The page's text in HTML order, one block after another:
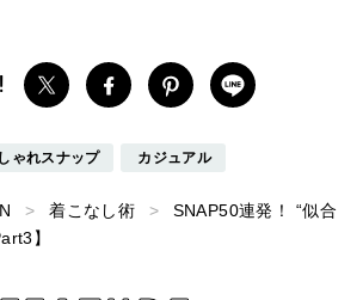
ゃれスナップ カジュアル
着こなし術
SNAP50連発！ “似合
】